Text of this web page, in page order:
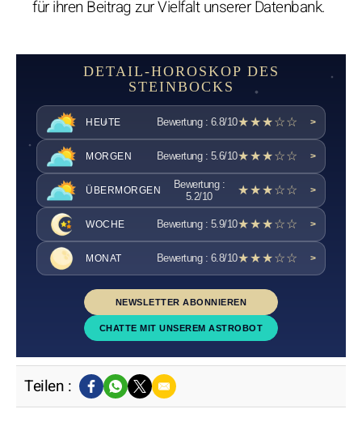
für ihren Beitrag zur Vielfalt unserer Datenbank.
DETAIL-HOROSKOP DES
STEINBOCKS
HEUTE Bewertung : 6.8/10★★★☆☆ >
MORGEN Bewertung : 5.6/10★★★☆☆ >
ÜBERMORGEN
Bewertung :
5.2/10
★★★☆☆ >
WOCHE Bewertung : 5.9/10★★★☆☆ >
MONAT Bewertung : 6.8/10★★★☆☆ >
NEWSLETTER ABONNIEREN
CHATTE MIT UNSEREM ASTROBOT
Teilen :